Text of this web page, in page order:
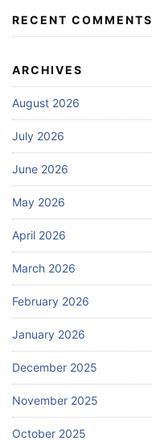
RECENT COMMENTS
ARCHIVES
August 2026
July 2026
June 2026
May 2026
April 2026
March 2026
February 2026
January 2026
December 2025
November 2025
October 2025